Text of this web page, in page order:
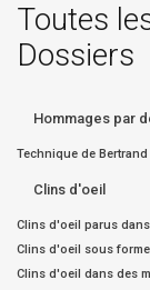
Toutes
Dossiers
Hommages par
Technique de
Clins d'oeil
Clins d'oeil parus
Clins d'oeil sous
Clins d'oeil dans des